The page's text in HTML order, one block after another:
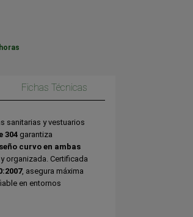
Fichas Técnicas
sanitarias y vestuarios
304garantiza
curvo en ambas
organizada. Certificada
, asegura máxima
en entornos